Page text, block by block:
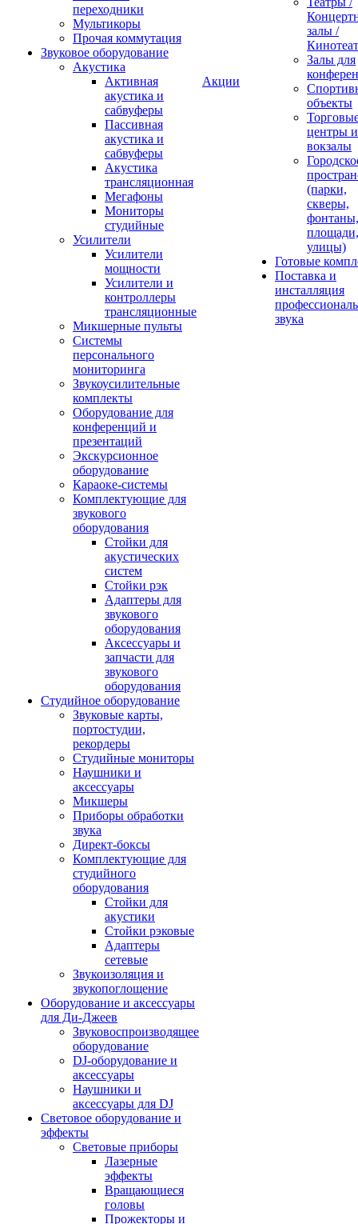
переходники
Мультикоры
Прочая коммутация
Звуковое оборудование
Акустика
Активная
акустика и
сабвуферы
Пассивная
акустика и
сабвуферы
Акустика
трансляционная
Мегафоны
Мониторы
студийные
Усилители
Усилители
мощности
Усилители и
контроллеры
трансляционные
Микшерные пульты
Системы
персонального
мониторинга
Звукоусилительные
комплекты
Оборудование для
конференций и
презентаций
Экскурсионное
оборудование
Караоке-системы
Комплектующие для
звукового
оборудования
Стойки для
акустических
систем
Стойки рэк
Адаптеры для
звукового
оборудования
Аксессуары и
запчасти для
звукового
оборудования
Студийное оборудование
Звуковые карты,
портостудии,
рекордеры
Студийные мониторы
Наушники и
аксессуары
Микшеры
Приборы обработки
звука
Директ-боксы
Комплектующие для
студийного
оборудования
Стойки для
акустики
Стойки рэковые
Адаптеры
сетевые
Звукоизоляция и
звукопоглощение
Оборудование и аксессуары
для Ди-Джеев
Звуковоспроизводящее
оборудование
DJ-оборудование и
аксессуары
Наушники и
аксессуары для DJ
Световое оборудование и
эффекты
Световые приборы
Лазерные
эффекты
Вращающиеся
головы
Прожекторы и
Акции
залы /
Залы для
объекты
центры и
вокзалы
(парки,
скверы,
фонтаны,
площади,
улицы)
Готовые
Поставка и
инсталляция
звука